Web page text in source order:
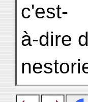
c'est-
à-dire